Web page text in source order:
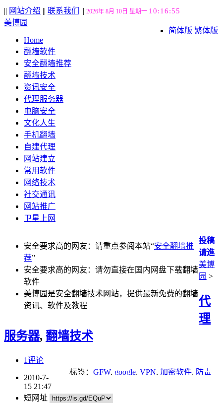
|| 网站介绍 || 联系我们 || 2026年 8月 10日 星期一 10:16:55
简体版 繁体版
美博园
Home
翻墙软件
安全翻墙推荐
翻墙技术
资讯安全
代理服务器
电脑安全
文化人生
手机翻墙
自建代理
网站建立
常用软件
网络技术
社交通讯
网站推广
卫星上网
安全要求高的网友：请重点参阅本站“安全翻墙推
荐”
安全要求高的网友：请勿直接在国内网盘下载翻墙
软件
美博园是安全翻墙技术网站，提供最新免费的翻墙
资讯、软件及教程
投稿
请進
美博
园 >
代
理
服务器, 翻墙技术
1评论
标签： GFW, google, VPN, 加密软件, 防毒
2010-7-
15 21:47
短网址